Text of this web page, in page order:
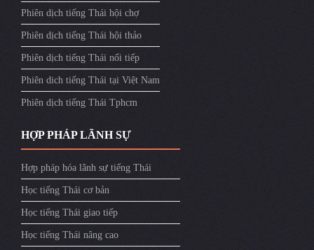
Phiên dịch tiếng Thái hội chợ
Phiên dịch tiếng Thái hội thảo
Phiên dịch tiếng Thái nối tiếp
Phiên dich tiếng Thái tại Việt Nam
Phiên dịch tiếng Thái Tphcm
HỢP PHÁP LÃNH SỰ
Hợp pháp hóa lãnh sự tiếng Thái
Học tiếng Thái cơ bản
Học tiếng Thái giao tiếp
Học tiếng Thái nâng cao